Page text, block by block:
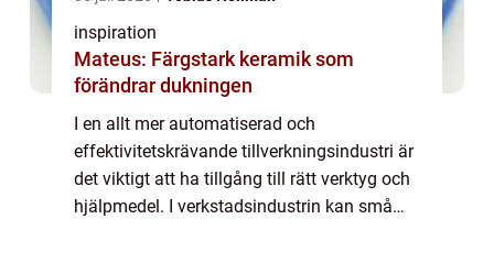
inspiration
Mateus: Färgstark keramik som
förändrar dukningen
I en allt mer automatiserad och
effektivitetskrävande tillverkningsindustri är
det viktigt att ha tillgång till rätt verktyg och
hjälpmedel. I verkstadsindustrin kan små